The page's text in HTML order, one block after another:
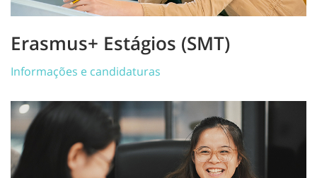
Erasmus+ Estágios (SMT)
Informações e candidaturas